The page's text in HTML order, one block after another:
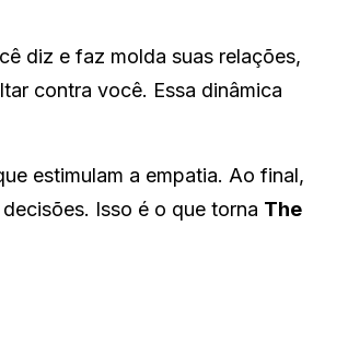
diz e faz molda suas relações,
contra você. Essa dinâmica
estimulam a empatia. Ao final,
Isso é o que torna The